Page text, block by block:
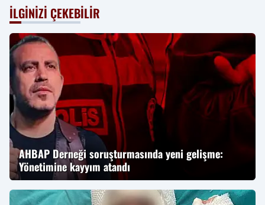
İLGINIZI ÇEKEBILIR
AHBAP Derneği soruşturmasında yeni gelişme:
Yönetimine kayyım atandı